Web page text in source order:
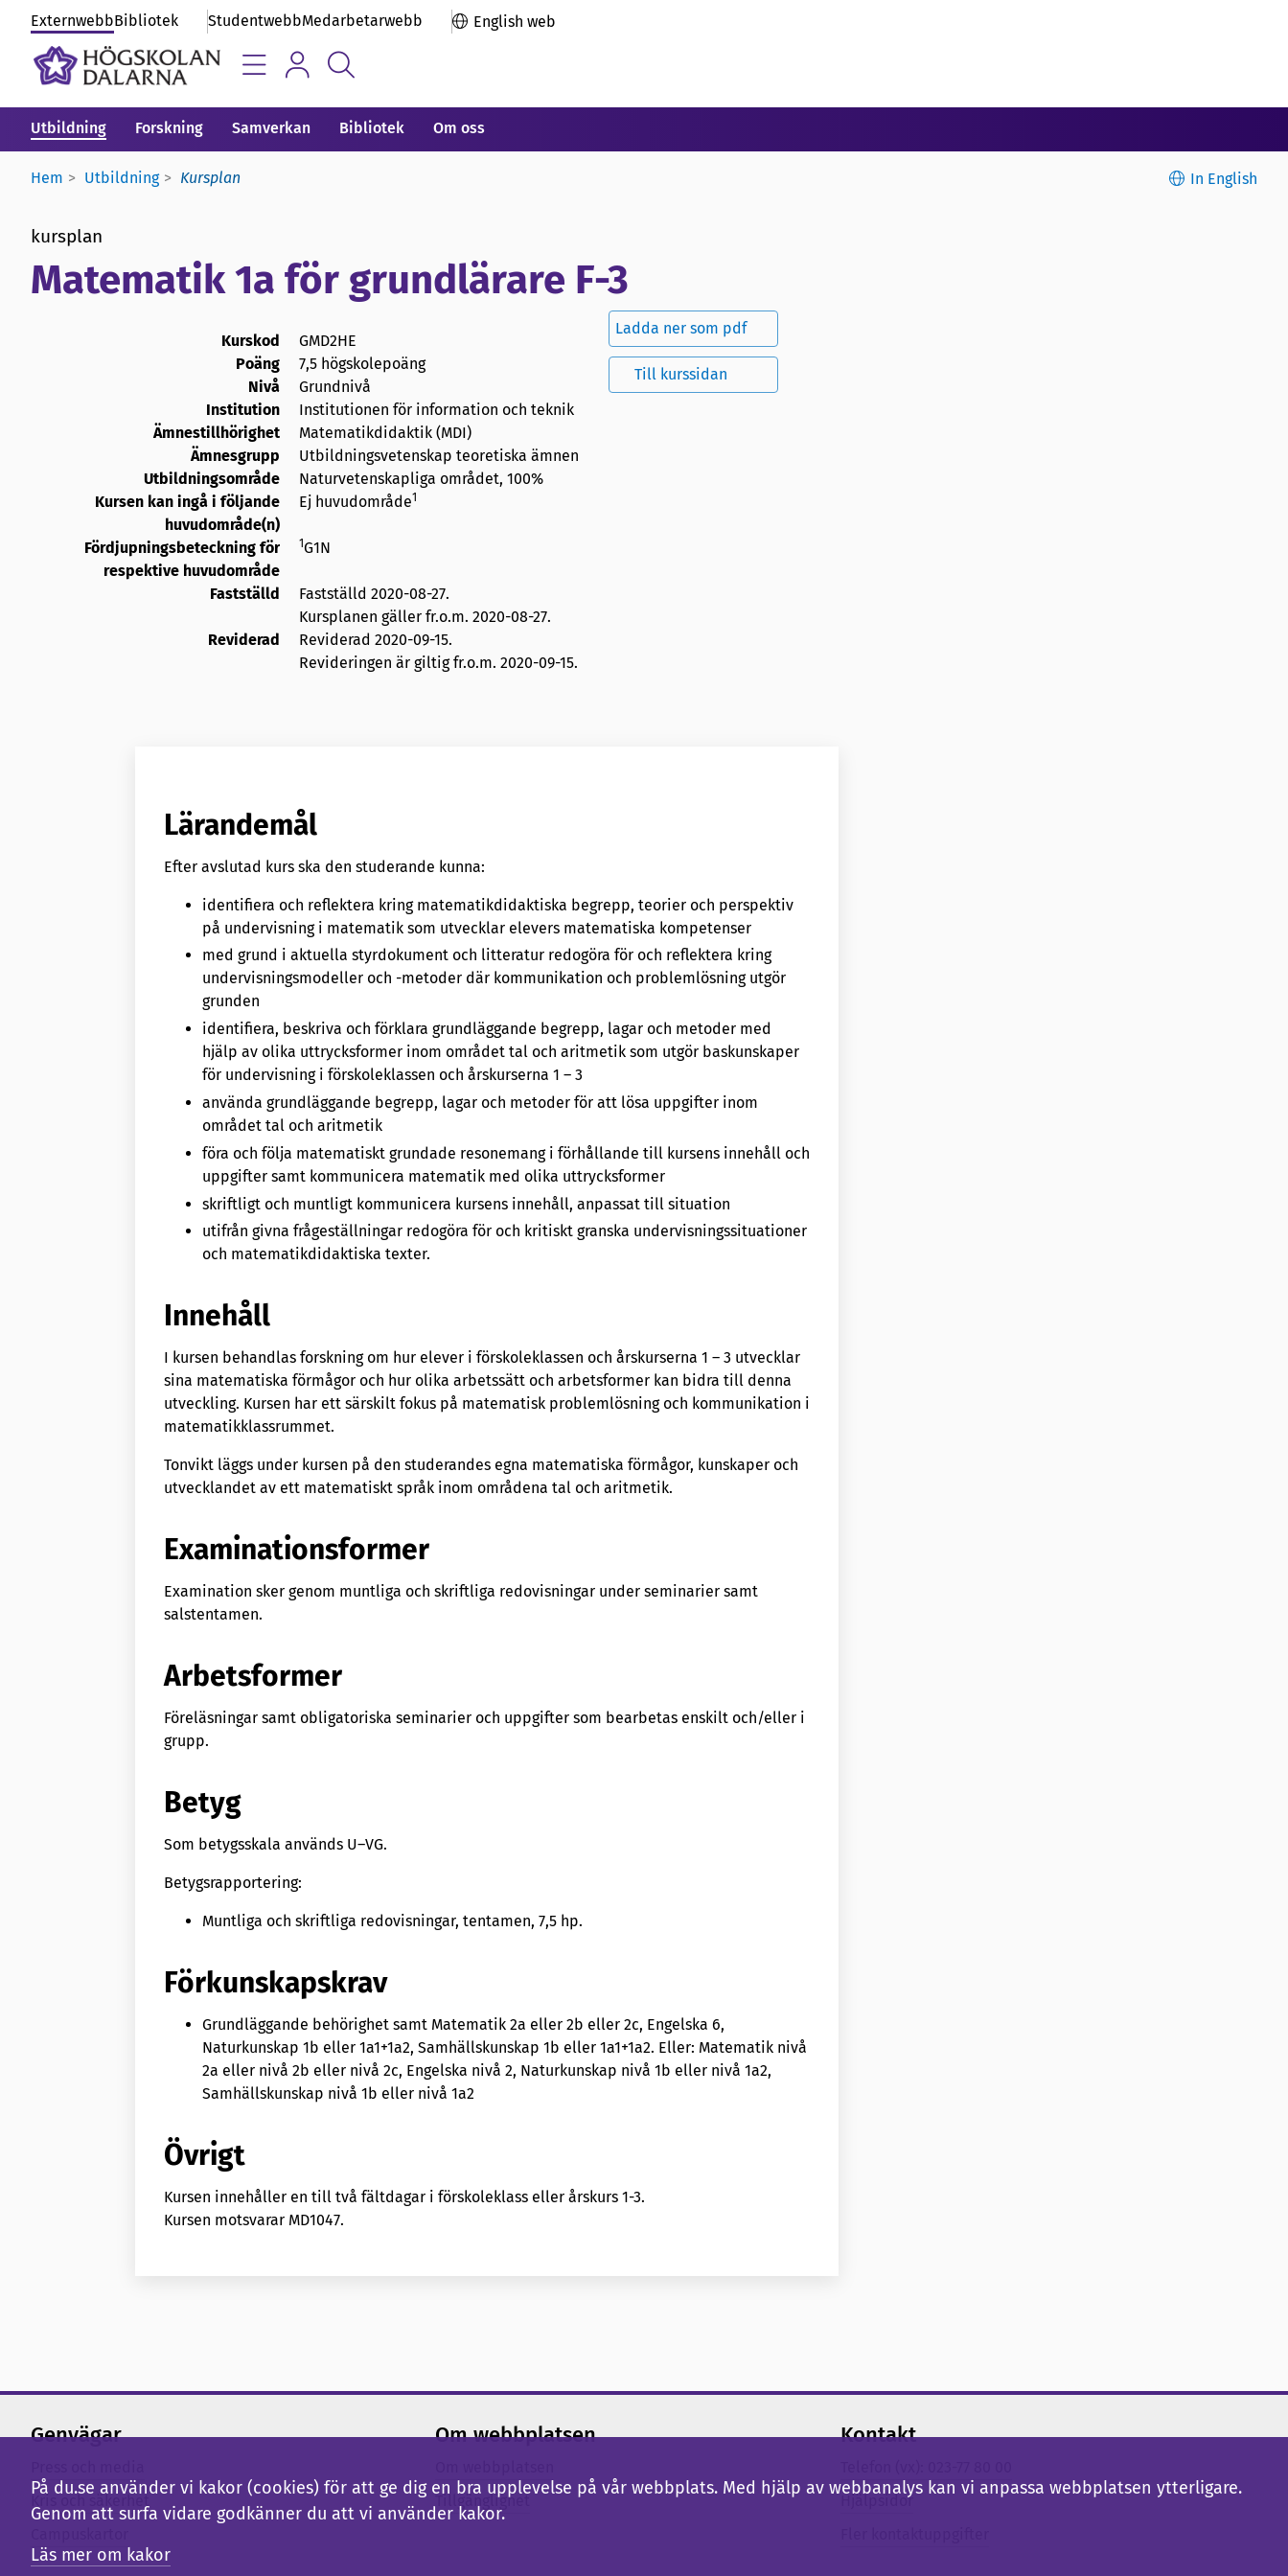
ExternwebbBibliotek StudentwebbMedarbetarwebb English web
Utbildning Forskning Samverkan Bibliotek Om oss
Hem Utbildning Kursplan In English
kursplan
Matematik 1a för grundlärare F-3
Kurskod
GMD2HE
Poäng
7,5 högskolepoäng
Nivå
Grundnivå
Institution
Institutionen för information och teknik
Ämnestillhörighet
Matematikdidaktik (MDI)
Ämnesgrupp
Utbildningsvetenskap teoretiska ämnen
Utbildningsområde
Naturvetenskapliga området, 100%
Kursen kan ingå i följande
huvudområde(n)
Ej huvudområde1
Fördjupningsbeteckning för
respektive huvudområde
1G1N
Fastställd Fastställd 2020-08-27.
Kursplanen gäller fr.o.m. 2020-08-27.
Reviderad
Reviderad 2020-09-15.
Revideringen är giltig fr.o.m. 2020-09-15.
Ladda ner som pdf
Till kurssidan
Lärandemål
Efter avslutad kurs ska den studerande kunna:
identifiera och reflektera kring matematikdidaktiska begrepp, teorier och perspektiv
på undervisning i matematik som utvecklar elevers matematiska kompetenser
med grund i aktuella styrdokument och litteratur redogöra för och reflektera kring
undervisningsmodeller och -metoder där kommunikation och problemlösning utgör
grunden
identifiera, beskriva och förklara grundläggande begrepp, lagar och metoder med
hjälp av olika uttrycksformer inom området tal och aritmetik som utgör baskunskaper
för undervisning i förskoleklassen och årskurserna 1 – 3
använda grundläggande begrepp, lagar och metoder för att lösa uppgifter inom
området tal och aritmetik
föra och följa matematiskt grundade resonemang i förhållande till kursens innehåll och
uppgifter samt kommunicera matematik med olika uttrycksformer
skriftligt och muntligt kommunicera kursens innehåll, anpassat till situation
utifrån givna frågeställningar redogöra för och kritiskt granska undervisningssituationer
och matematikdidaktiska texter.
Innehåll
I kursen behandlas forskning om hur elever i förskoleklassen och årskurserna 1 – 3 utvecklar
sina matematiska förmågor och hur olika arbetssätt och arbetsformer kan bidra till denna
utveckling. Kursen har ett särskilt fokus på matematisk problemlösning och kommunikation i
matematikklassrummet.
Tonvikt läggs under kursen på den studerandes egna matematiska förmågor, kunskaper och
utvecklandet av ett matematiskt språk inom områdena tal och aritmetik.
Examinationsformer
Examination sker genom muntliga och skriftliga redovisningar under seminarier samt
salstentamen.
Arbetsformer
Föreläsningar samt obligatoriska seminarier och uppgifter som bearbetas enskilt och/eller i
grupp.
Betyg
Som betygsskala används U–VG.
Betygsrapportering:
Muntliga och skriftliga redovisningar, tentamen, 7,5 hp.
Förkunskapskrav
Grundläggande behörighet samt Matematik 2a eller 2b eller 2c, Engelska 6,
Naturkunskap 1b eller 1a1+1a2, Samhällskunskap 1b eller 1a1+1a2. Eller: Matematik nivå
2a eller nivå 2b eller nivå 2c, Engelska nivå 2, Naturkunskap nivå 1b eller nivå 1a2,
Samhällskunskap nivå 1b eller nivå 1a2
Övrigt
Kursen innehåller en till två fältdagar i förskoleklass eller årskurs 1-3.
Kursen motsvarar MD1047.
Genvägar Om webbplatsen
Tillgänglighet
Kontakt
Hjälpsidor
På du.se använder vi kakor (cookies) för att ge dig en bra upplevelse på vår webbplats. Med hjälp av webbanalys kan vi anpassa webbplatsen ytterligare.
Genom att surfa vidare godkänner du att vi använder kakor.
Läs mer om kakor